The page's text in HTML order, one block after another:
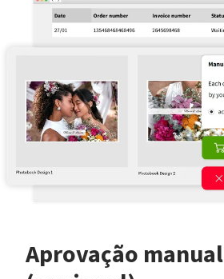
Aprovação manual